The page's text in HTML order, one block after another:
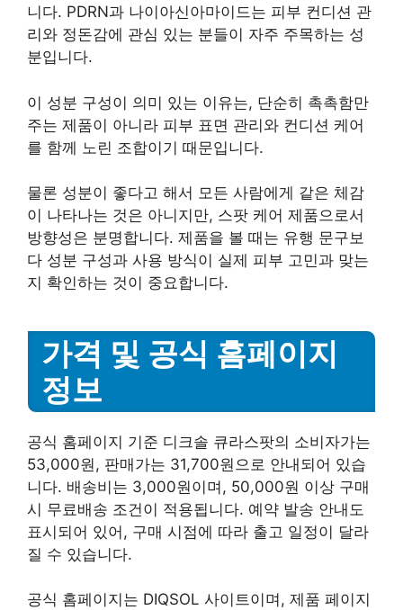
니다. PDRN과 나이아신아마이드는 피부 컨디션 관
리와 정돈감에 관심 있는 분들이 자주 주목하는 성
분입니다.
이 성분 구성이 의미 있는 이유는, 단순히 촉촉함만
주는 제품이 아니라 피부 표면 관리와 컨디션 케어
를 함께 노린 조합이기 때문입니다.
물론 성분이 좋다고 해서 모든 사람에게 같은 체감
이 나타나는 것은 아니지만, 스팟 케어 제품으로서
방향성은 분명합니다. 제품을 볼 때는 유행 문구보
다 성분 구성과 사용 방식이 실제 피부 고민과 맞는
지 확인하는 것이 중요합니다.
가격 및 공식 홈페이지
정보
공식 홈페이지 기준 디크솔 큐라스팟의 소비자가는
53,000원, 판매가는 31,700원으로 안내되어 있습
니다. 배송비는 3,000원이며, 50,000원 이상 구매
시 무료배송 조건이 적용됩니다. 예약 발송 안내도
표시되어 있어, 구매 시점에 따라 출고 일정이 달라
질 수 있습니다.
공식 홈페이지는 DIQSOL 사이트이며, 제품 페이지